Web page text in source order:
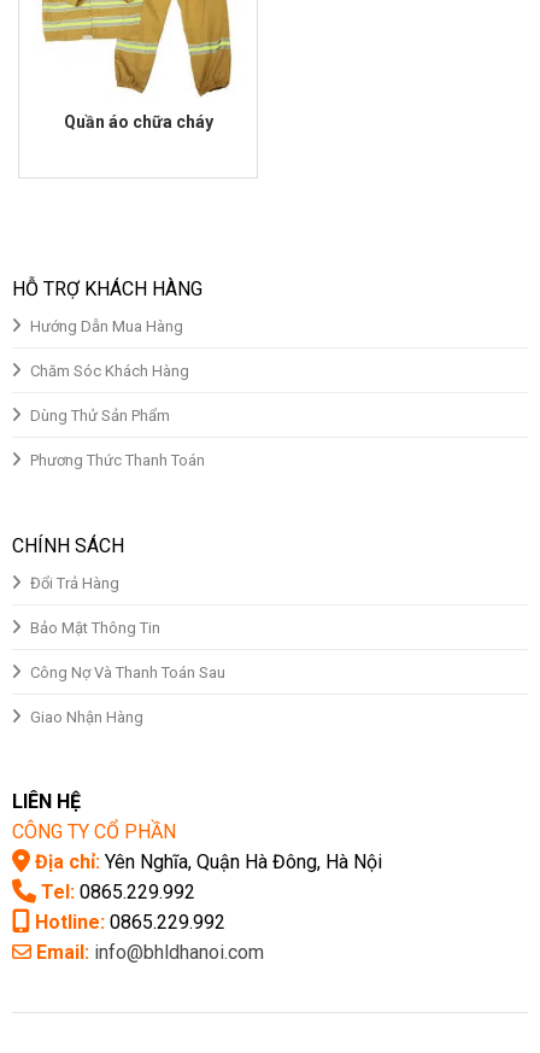
Quần áo chữa cháy
gốc
hiện
HỖ TRỢ KHÁCH HÀNG
Hướng Dẫn Mua Hàng
Chăm Sóc Khách Hàng
Dùng Thử Sản Phẩm
Phương Thức Thanh Toán
CHÍNH SÁCH
Đổi Trả Hàng
Bảo Mật Thông Tin
Công Nợ Và Thanh Toán Sau
Giao Nhận Hàng
LIÊN HỆ
CÔNG TY CỔ PHẦN
Địa chỉ:Yên Nghĩa, Quận Hà Đông, Hà Nội
Tel:0865.229.992
Hotline:0865.229.992
Email: info@bhldhanoi.com